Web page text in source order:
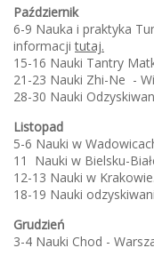
Październik
6-9 Nauka i praktyka
informacjitutaj.
15-16 Nauki Tantry
21-23 Nauki Zhi-Ne -
28-30 Nauki
Listopad
5-6 Nauki w
11 Nauki w Bielsku-
12-13 Nauki w Krakowie.
18-19 Nauki
Grudzień
3-4 Nauki Chod -